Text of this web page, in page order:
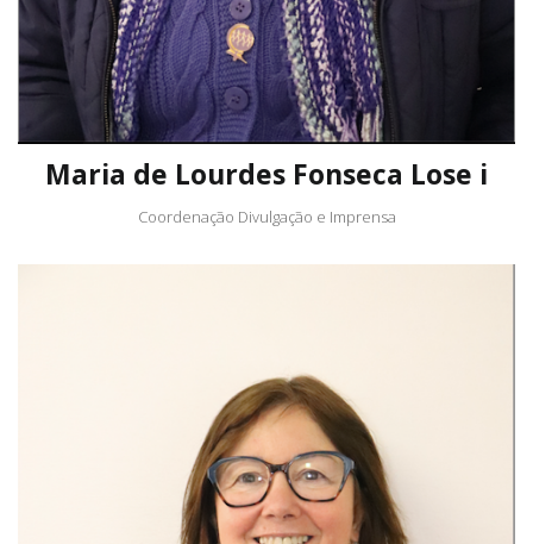
Maria de Lourdes Fonseca Lose i
Coordenação Divulgação e Imprensa